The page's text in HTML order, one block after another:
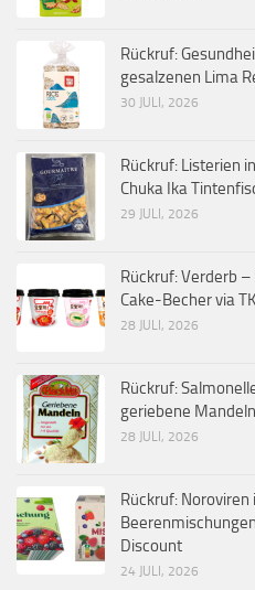
Rückruf:
gesalzenen Lima
30 JULI, 2026
Rückruf: Listerien
Chuka Ika
29 JULI, 2026
Rückruf: Verderb
Cake-Becher via
28 JULI, 2026
Rückruf:
geriebene
28 JULI, 2026
Rückruf:
Discount
24 JULI, 2026